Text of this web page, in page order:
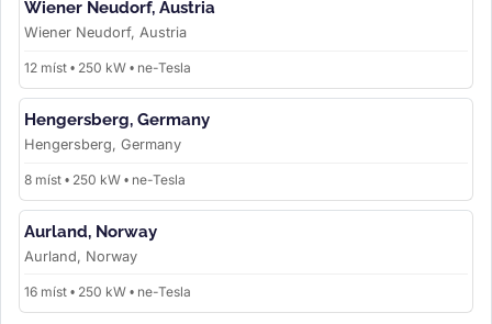
Wiener Neudorf, Austria
Wiener Neudorf, Austria
12 míst • 250 kW • ne-Tesla
Hengersberg, Germany
Hengersberg, Germany
8 míst • 250 kW • ne-Tesla
Aurland, Norway
Aurland, Norway
16 míst • 250 kW • ne-Tesla